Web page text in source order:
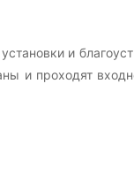
и
и проходят